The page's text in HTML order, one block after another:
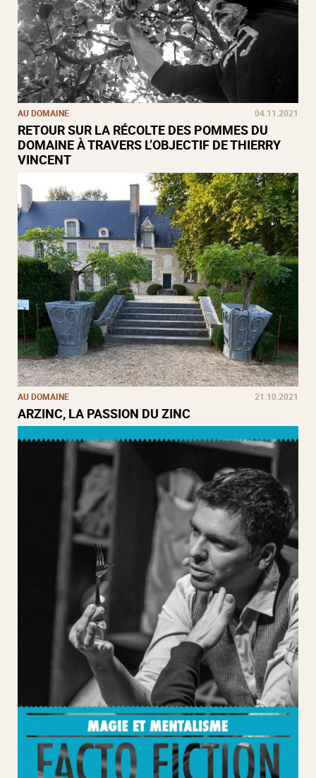
AU DOMAINE 04.11.2021
RETOUR SUR LA RÉCOLTE DES POMMES DU
DOMAINE À TRAVERS L’OBJECTIF DE THIERRY
VINCENT
AU DOMAINE 21.10.2021
ARZINC, LA PASSION DU ZINC